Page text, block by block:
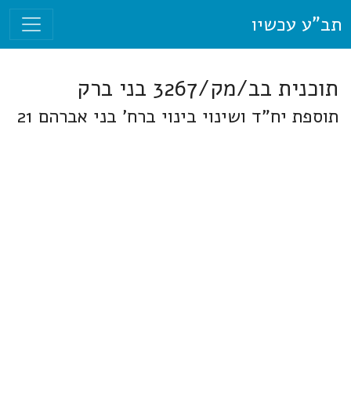
תב"ע עכשיו
תוכנית בב/מק/3267 בני ברק
תוספת יח"ד ושינוי בינוי ברח' בני אברהם 21